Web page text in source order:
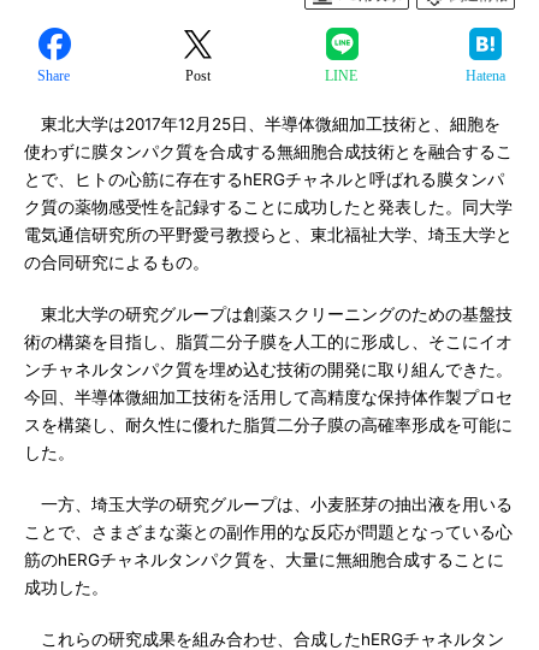
Share Post LINE Hatena
東北大学は2017年12月25日、半導体微細加工技術と、細胞を
使わずに膜タンパク質を合成する無細胞合成技術とを融合するこ
とで、ヒトの心筋に存在するhERGチャネルと呼ばれる膜タンパ
ク質の薬物感受性を記録することに成功したと発表した。同大学
電気通信研究所の平野愛弓教授らと、東北福祉大学、埼玉大学と
の合同研究によるもの。
東北大学の研究グループは創薬スクリーニングのための基盤技
術の構築を目指し、脂質二分子膜を人工的に形成し、そこにイオ
ンチャネルタンパク質を埋め込む技術の開発に取り組んできた。
今回、半導体微細加工技術を活用して高精度な保持体作製プロセ
スを構築し、耐久性に優れた脂質二分子膜の高確率形成を可能に
した。
一方、埼玉大学の研究グループは、小麦胚芽の抽出液を用いる
ことで、さまざまな薬との副作用的な反応が問題となっている心
筋のhERGチャネルタンパク質を、大量に無細胞合成することに
成功した。
これらの研究成果を組み合わせ、合成したhERGチャネルタン